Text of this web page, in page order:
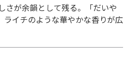
さが余韻として残る。「だいや
ライチのような華やかな香りが広